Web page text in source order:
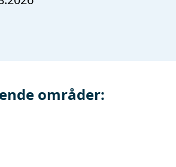
områder: